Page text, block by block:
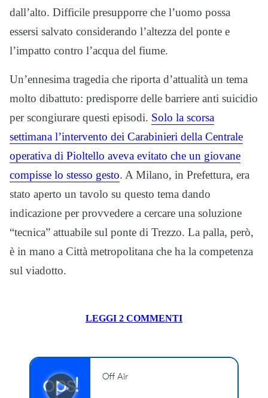
dall’alto. Difficile presupporre che l’uomo possa
essersi salvato considerando l’altezza del ponte e
l’impatto contro l’acqua del fiume.
Un’ennesima tragedia che riporta d’attualità un tema
molto dibattuto: predisporre delle barriere anti suicidio
per scongiurare questi episodi. Solo la scorsa
settimana l’intervento dei Carabinieri della Centrale
operativa di Pioltello aveva evitato che un giovane
compisse lo stesso gesto. A Milano, in Prefettura, era
stato aperto un tavolo su questo tema dando
indicazione per provvedere a cercare una soluzione
“tecnica” attuabile sul ponte di Trezzo. La palla, però,
è in mano a Città metropolitana che ha la competenza
sul viadotto.
LEGGI 2 COMMENTI